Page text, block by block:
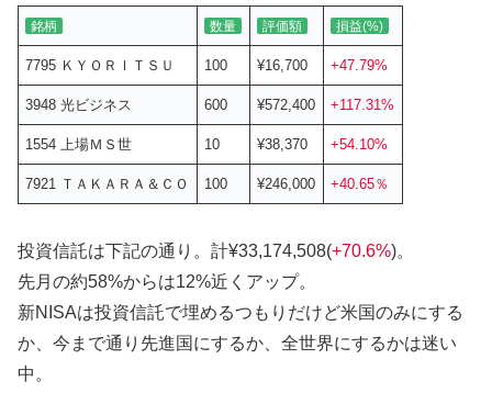
銘柄 数量 評価額 損益(%)
7795 ＫＹＯＲＩＴＳＵ 100 ¥16,700 +47.79%
3948 光ビジネス 600 ¥572,400 +117.31%
1554 上場ＭＳ世 10 ¥38,370 +54.10%
7921 ＴＡＫＡＲＡ＆ＣＯ 100 ¥246,000 +40.65％
投資信託は下記の通り。計¥33,174,508(+70.6%)。
先月の約58%からは12%近くアップ。
新NISAは投資信託で埋めるつもりだけど米国のみにする
か、今まで通り先進国にするか、全世界にするかは迷い
中。